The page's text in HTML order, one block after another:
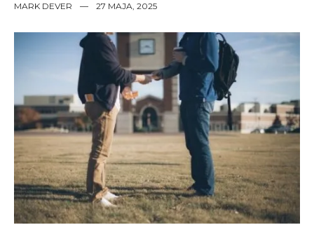
MARK DEVER — 27 MAJA, 2025